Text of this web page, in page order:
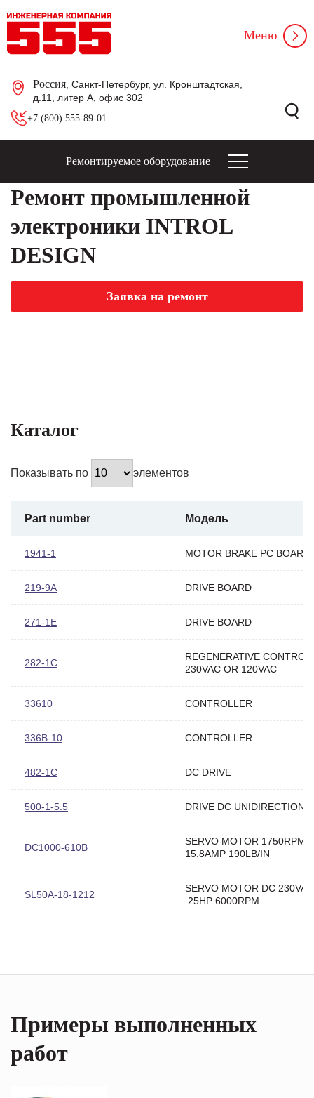
Россия , Санкт-Петербург, ул. Кронштадтская,
д.11, литер А, офис 302
+7 (800) 555-89-01
Меню
Ремонтируемое оборудование
Ремонт промышленной
электроники INTROL
DESIGN
Заявка на ремонт
Каталог
Показывать по элементов
Part number Модель
1941-1 MOTOR BRAKE PC BOARD
219-9A DRIVE BOARD
271-1E DRIVE BOARD
282-1C
REGENERATIVE CONTROL
230VAC OR 120VAC
33610 CONTROLLER
336B-10 CONTROLLER
482-1C DC DRIVE
500-1-5.5 DRIVE DC
DC1000-610B
SERVO MOTOR 1750RPM
15.8AMP 190LB/IN
SL50A-18-1212
SERVO MOTOR DC
.25HP 6000RPM
Примеры выполненных
работ